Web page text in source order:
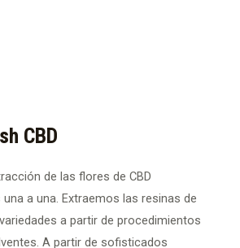
CBD
de las flores de CBD
a una. Extraemos las resinas de
a partir de procedimientos
A partir de sofisticados